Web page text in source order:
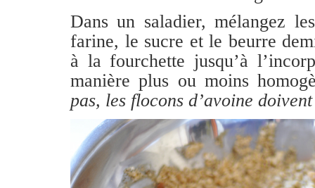
Dans un saladier, mélangez
farine, le sucre et le beurre
à la fourchette jusqu’à
manière plus ou moins
pas, les flocons d’avoine